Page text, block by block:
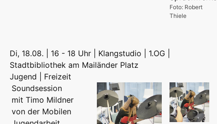
Foto: Robert
Thiele
Di, 18.08. | 16 - 18 Uhr | Klangstudio | 1.OG |
Stadtbibliothek am Mailänder Platz
Jugend | Freizeit
Soundsession
mit Timo Mildner
von der Mobilen